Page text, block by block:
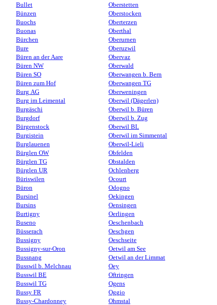
Bullet
Bünzen
Buochs
Buonas
Bürchen
Bure
Büren an der Aare
Büren NW
Büren SO
Büren zum Hof
Burg AG
Burg im Leimental
Burgäschi
Burgdorf
Bürgenstock
Burgistein
Burglauenen
Bürglen OW
Bürglen TG
Bürglen UR
Büriswilen
Büron
Bursinel
Bursins
Burtigny
Buseno
Büsserach
Bussigny
Bussigny-sur-Oron
Bussnang
Busswil b. Melchnau
Busswil BE
Busswil TG
Bussy FR
Bussy-Chardonney
Oberstetten
Oberstocken
Oberterzen
Oberthal
Oberurnen
Oberuzwil
Obervaz
Oberwald
Oberwangen b. Bern
Oberwangen TG
Oberweningen
Oberwil (Dägerlen)
Oberwil b. Büren
Oberwil b. Zug
Oberwil BL
Oberwil im Simmental
Oberwil-Lieli
Obfelden
Obstalden
Ochlenberg
Ocourt
Odogno
Oekingen
Oensingen
Oerlingen
Oeschenbach
Oeschgen
Oeschseite
Oetwil am See
Oetwil an der Limmat
Oey
Oftringen
Ogens
Oggio
Ohmstal